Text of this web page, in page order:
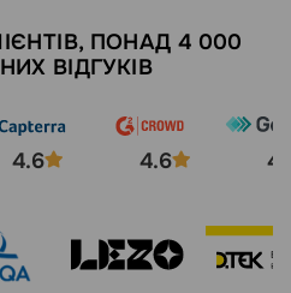
ПОНАД 4 000
ВІДГУКІВ
4.6 4.6